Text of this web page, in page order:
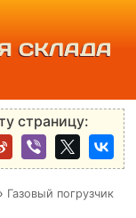
СКЛАДА
страницу:
› Газовый погрузчик